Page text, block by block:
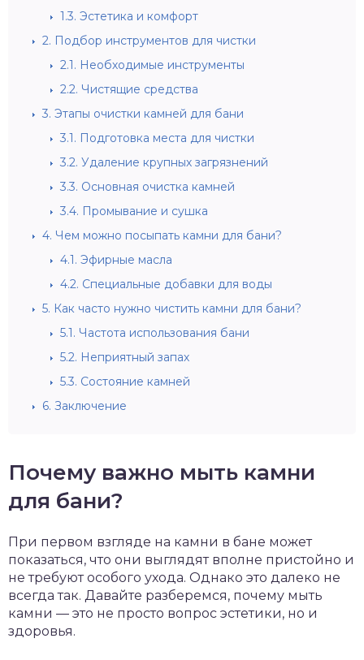
1.3. Эстетика и комфорт
2. Подбор инструментов для чистки
2.1. Необходимые инструменты
2.2. Чистящие средства
3. Этапы очистки камней для бани
3.1. Подготовка места для чистки
3.2. Удаление крупных загрязнений
3.3. Основная очистка камней
3.4. Промывание и сушка
4. Чем можно посыпать камни для бани?
4.1. Эфирные масла
4.2. Специальные добавки для воды
5. Как часто нужно чистить камни для бани?
5.1. Частота использования бани
5.2. Неприятный запах
5.3. Состояние камней
6. Заключение
Почему важно мыть камни
для бани?
При первом взгляде на камни в бане может
показаться, что они выглядят вполне пристойно и
не требуют особого ухода. Однако это далеко не
всегда так. Давайте разберемся, почему мыть
камни — это не просто вопрос эстетики, но и
здоровья.